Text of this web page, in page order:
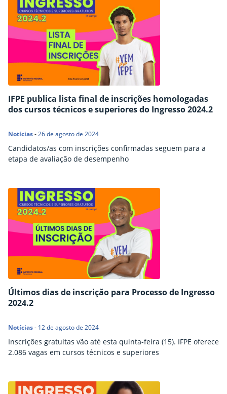
IFPE publica lista final de inscrições homologadas
dos cursos técnicos e superiores do Ingresso 2024.2
Notícias-26 de agosto de 2024
Candidatos/as com inscrições confirmadas seguem para a
etapa de avaliação de desempenho
Últimos dias de inscrição para Processo de Ingresso
2024.2
Notícias- 12 de agosto de 2024
Inscrições gratuitas vão até esta quinta-feira (15). IFPE oferece
2.086 vagas em cursos técnicos e superiores